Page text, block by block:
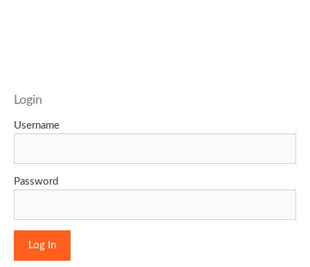
Login
Username
Password